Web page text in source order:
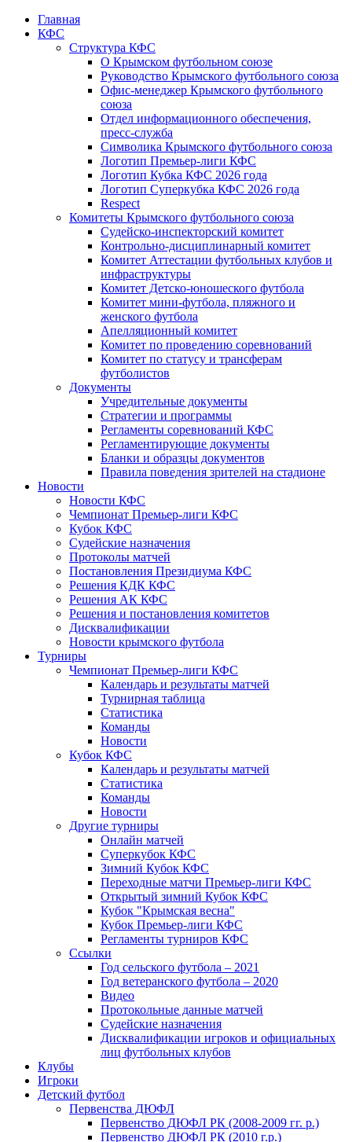
Главная
КФС
Структура КФС
О Крымском футбольном союзе
Руководство Крымского футбольного союза
Офис-менеджер Крымского футбольного
союза
Отдел информационного обеспечения,
пресс-служба
Символика Крымского футбольного союза
Логотип Премьер-лиги КФС
Логотип Кубка КФС 2026 года
Логотип Суперкубка КФС 2026 года
Respect
Комитеты Крымского футбольного союза
Судейско-инспекторский комитет
Контрольно-дисциплинарный комитет
Комитет Аттестации футбольных клубов и
инфраструктуры
Комитет Детско-юношеского футбола
Комитет мини-футбола, пляжного и
женского футбола
Апелляционный комитет
Комитет по проведению соревнований
Комитет по статусу и трансферам
футболистов
Документы
Учредительные документы
Стратегии и программы
Регламенты соревнований КФС
Регламентирующие документы
Бланки и образцы документов
Правила поведения зрителей на стадионе
Новости
Новости КФС
Чемпионат Премьер-лиги КФС
Кубок КФС
Судейские назначения
Протоколы матчей
Постановления Президиума КФС
Решения КДК КФС
Решения АК КФС
Решения и постановления комитетов
Дисквалификации
Новости крымского футбола
Турниры
Чемпионат Премьер-лиги КФС
Календарь и результаты матчей
Турнирная таблица
Статистика
Команды
Новости
Кубок КФС
Календарь и результаты матчей
Статистика
Команды
Новости
Другие турниры
Онлайн матчей
Суперкубок КФС
Зимний Кубок КФС
Переходные матчи Премьер-лиги КФС
Открытый зимний Кубок КФС
Кубок "Крымская весна"
Кубок Премьер-лиги КФС
Регламенты турниров КФС
Ссылки
Год сельского футбола – 2021
Год ветеранского футбола – 2020
Видео
Протокольные данные матчей
Судейские назначения
Дисквалификации игроков и официальных
лиц футбольных клубов
Клубы
Игроки
Детский футбол
Первенства ДЮФЛ
Первенство ДЮФЛ РК (2008-2009 гг. р.)
Первенство ДЮФЛ РК (2010 г.р.)